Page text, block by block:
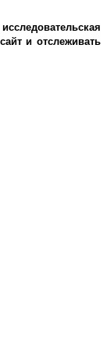
и отслеживать